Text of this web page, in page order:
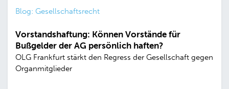
Blog: Gesellschaftsrecht
Vorstandshaftung: Können Vorstände für
Bußgelder der AG persönlich haften?
OLG Frankfurt stärkt den Regress der Gesellschaft gegen
Organmitglieder